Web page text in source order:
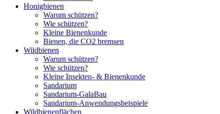
Honigbienen
Warum schützen?
Wie schützen?
Kleine Bienenkunde
Bienen, die CO2 bremsen
Wildbienen
Warum schützen?
Wie schützen?
Kleine Insekten- & Bienenkunde
Sandarium
Sandarium-GalaBau
Sandarium-Anwendungsbeispiele
Wildbienenflächen